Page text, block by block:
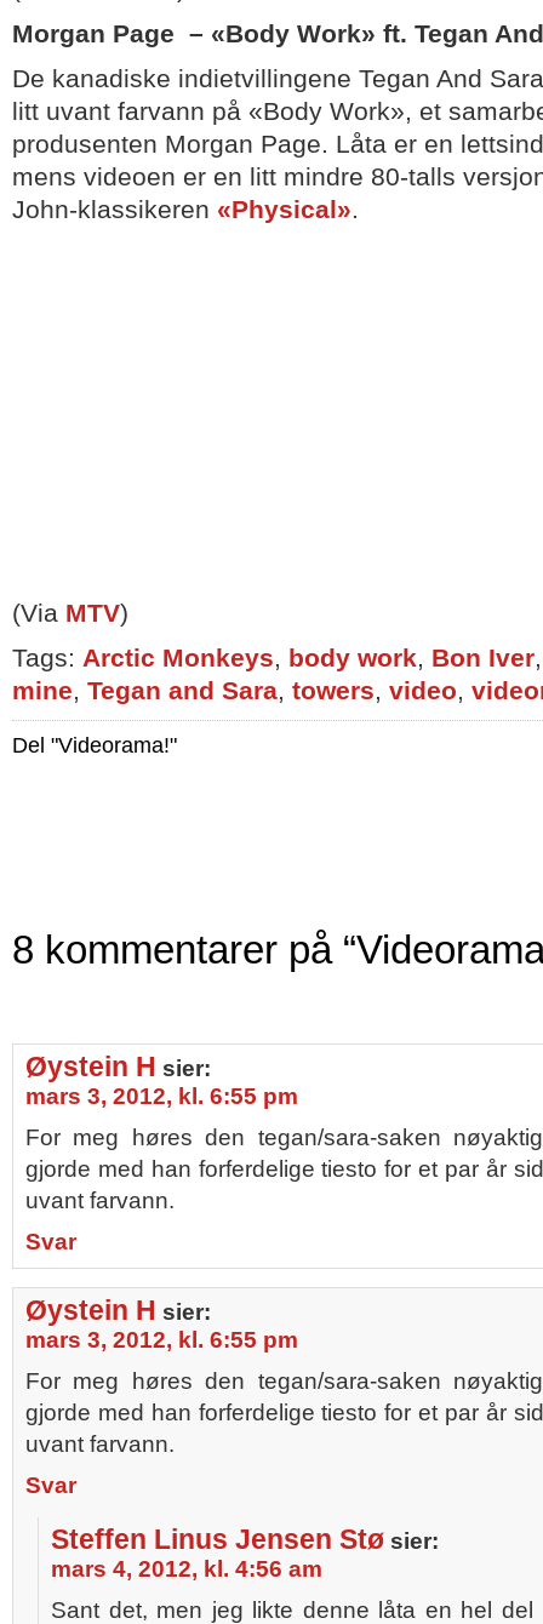
Morgan Page – «Body Work» ft. Tegan
De kanadiske indietvillingene Tegan And
litt uvant farvann på «Body Work», et
produsenten Morgan Page. Låta er en
mens videoen er en litt mindre 80-talls
John-klassikeren «Physical».
(Via MTV)
Tags: Arctic Monkeys, body work, Bon Iver
mine, Tegan and Sara, towers, video,
Del "Videorama!"
8 kommentarer på
Øystein H sier:
mars 3, 2012, kl. 6:55 pm
For meg høres den tegan/sara-saken
gjorde med han forferdelige tiesto for et par år
uvant farvann.
Svar
Øystein H sier:
mars 3, 2012, kl. 6:55 pm
For meg høres den tegan/sara-saken
gjorde med han forferdelige tiesto for et par år
uvant farvann.
Svar
Steffen Linus Jensen Stø sier:
mars 4, 2012, kl. 4:56 am
Sant det, men jeg likte denne låta en hel del